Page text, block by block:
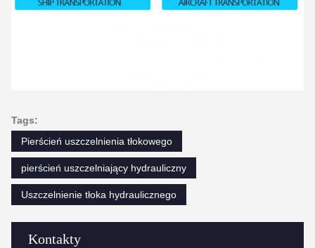
Kontakty
Tags:
Pierścień uszczelnienia tłokowego
pierścień uszczelniający hydrauliczny
Uszczelnienie tłoka hydraulicznego